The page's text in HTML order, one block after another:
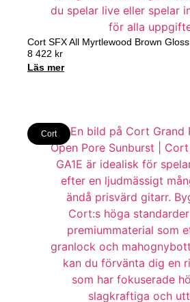
Cort SFX All Myrtlewood Brown Gloss
8 422 kr
Läs mer
Cort